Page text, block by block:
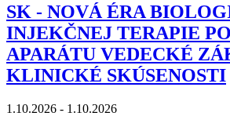
SK - NOVÁ ÉRA
INJEKČNEJ TERAPIE
APARÁTU VEDECKÉ
KLINICKÉ SKÚSENOSTI
1.10.2026 - 1.10.2026